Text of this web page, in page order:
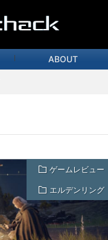
ABOUT
ゲームレビュー
エルデンリング